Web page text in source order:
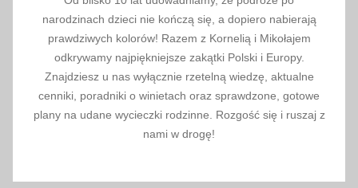
narodzinach dzieci nie kończą się, a dopiero nabierają
prawdziwych kolorów! Razem z Kornelią i Mikołajem
odkrywamy najpiękniejsze zakątki Polski i Europy.
Znajdziesz u nas wyłącznie rzetelną wiedzę, aktualne
cenniki, poradniki o winietach oraz sprawdzone, gotowe
plany na udane wycieczki rodzinne. Rozgość się i ruszaj z
nami w drogę!